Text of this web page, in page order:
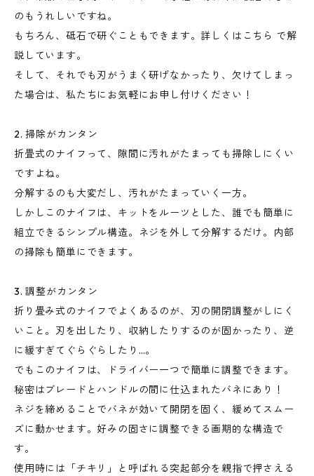
のもうれしいですね。
もちろん、砥石で研ぐこともできます。詳しくはこちら で解
説しています。
そして、それでも刃がうまく研げなかったり、欠けてしまっ
た場合は、私たちにお気軽にお申し付けください！
2. 掃除がカンタン
折畳式のナイフって、隙間に汚れがたまっても掃除しにくい
ですよね。
分解するのも大変だし、汚れがたまっていく一方。
しかしこのナイフは、キットをルーツとした、誰でも簡単に
組立できるシンプル構造。ネジを外して分解するだけ。内部
の掃除も簡単にできます。
3. 調整がカンタン
折り畳み式のナイフでよくあるのが、刃の開閉調整がしにく
いこと。刃を出したり、収納したりするのが固かったり、逆
に緩すぎてぐらぐらしたり…。
でもこのナイフは、ドライバー一つで簡単に調整できます。
秘密はブレードとハンドルの間に仕込まれたバネにあり！
ネジを締めることでバネが効いて開閉を固く、緩めてスムー
ズに動かせます。好みの固さに調整できる画期的な構造で
す。
使用時には「チキリ」と呼ばれる突起部分を親指で押さえる